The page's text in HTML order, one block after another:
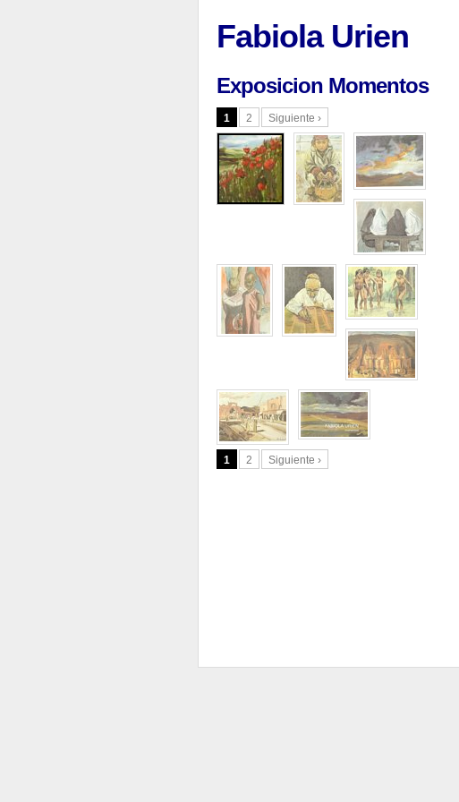
Fabiola Urien
Exposicion Momentos
1 2 Siguiente ›
1 2 Siguiente ›